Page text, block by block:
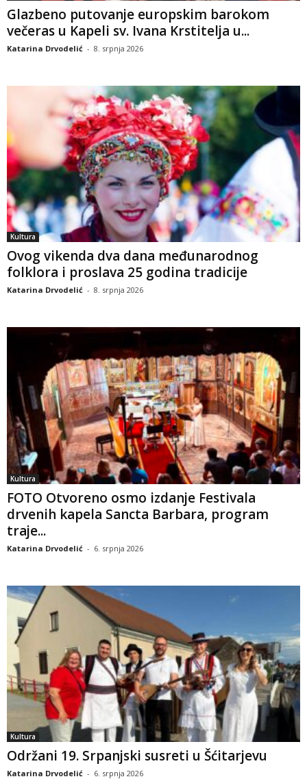
Glazbeno putovanje europskim barokom
večeras u Kapeli sv. Ivana Krstitelja u...
Katarina Drvodelić - 8. srpnja 2026
Kultura
Ovog vikenda dva dana međunarodnog
folklora i proslava 25 godina tradicije
Katarina Drvodelić - 8. srpnja 2026
Kultura
FOTO Otvoreno osmo izdanje Festivala
drvenih kapela Sancta Barbara, program
traje...
Katarina Drvodelić - 6. srpnja 2026
Kultura
Održani 19. Srpanjski susreti u Šćitarjevu
Katarina Drvodelić - 6. srpnja 2026